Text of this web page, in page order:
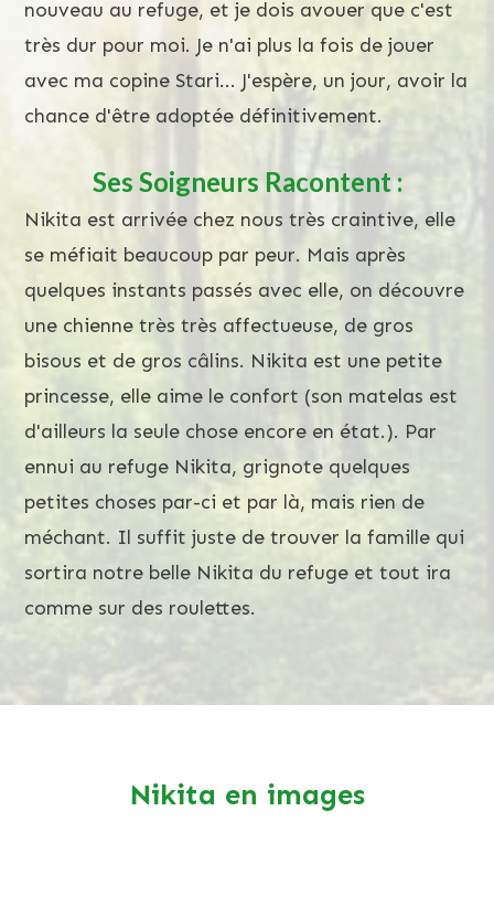
nouveau au refuge, et je dois avouer que c'est
très dur pour moi. Je n'ai plus la fois de jouer
avec ma copine Stari... J'espère, un jour, avoir la
chance d'être adoptée définitivement.
Ses Soigneurs Racontent :
Nikita est arrivée chez nous très craintive, elle
se méfiait beaucoup par peur. Mais après
quelques instants passés avec elle, on découvre
une chienne très très affectueuse, de gros
bisous et de gros câlins. Nikita est une petite
princesse, elle aime le confort (son matelas est
d'ailleurs la seule chose encore en état.). Par
ennui au refuge Nikita, grignote quelques
petites choses par-ci et par là, mais rien de
méchant. Il suffit juste de trouver la famille qui
sortira notre belle Nikita du refuge et tout ira
comme sur des roulettes.
Nikita en images